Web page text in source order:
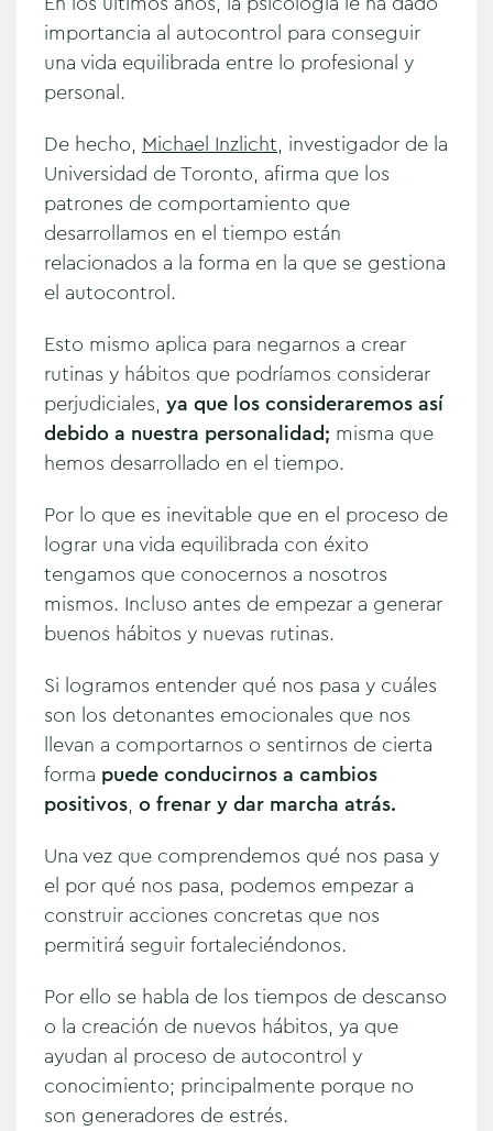
importancia al autocontrol para conseguir
una vida equilibrada entre lo profesional y
personal.
De hecho, Michael Inzlicht, investigador de la
Universidad de Toronto, afirma que los
patrones de comportamiento que
desarrollamos en el tiempo están
relacionados a la forma en la que se gestiona
el autocontrol.
Esto mismo aplica para negarnos a crear
rutinas y hábitos que podríamos considerar
perjudiciales, ya que los consideraremos así
debido a nuestra personalidad; misma que
hemos desarrollado en el tiempo.
Por lo que es inevitable que en el proceso de
lograr una vida equilibrada con éxito
tengamos que conocernos a nosotros
mismos. Incluso antes de empezar a generar
buenos hábitos y nuevas rutinas.
Si logramos entender qué nos pasa y cuáles
son los detonantes emocionales que nos
llevan a comportarnos o sentirnos de cierta
forma puede conducirnos a cambios
positivos, o frenar y dar marcha atrás.
Una vez que comprendemos qué nos pasa y
el por qué nos pasa, podemos empezar a
construir acciones concretas que nos
permitirá seguir fortaleciéndonos.
Por ello se habla de los tiempos de descanso
o la creación de nuevos hábitos, ya que
ayudan al proceso de autocontrol y
conocimiento; principalmente porque no
son generadores de estrés.